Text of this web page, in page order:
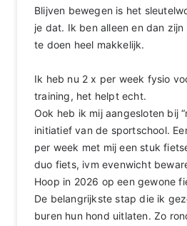
Blijven bewegen is het
je dat. Ik ben alleen en dan
te doen heel makkelijk.
Ik heb nu 2 x per week fysio
training, het helpt echt.
Ook heb ik mij aangesloten bij
initiatief van de sportschool.
per week met mij een stuk
duo fiets, ivm evenwicht
Hoop in 2026 op een gewone
De belangrijkste stap die ik
buren hun hond uitlaten. Zo